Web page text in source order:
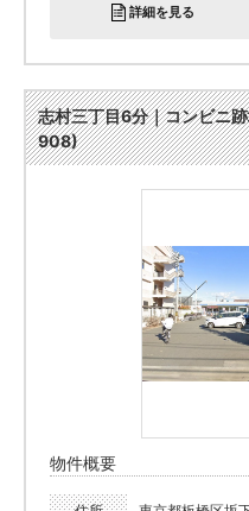
詳細を見る
志村三丁目6分｜コンビニ
908)
物件概要